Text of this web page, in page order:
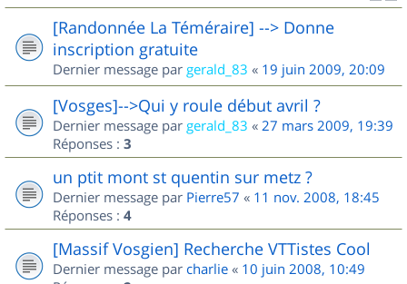
[Randonnée La Téméraire] --> Donne
inscription gratuite
Dernier message par gerald_83 « 19 juin 2009, 20:09
[Vosges]-->Qui y roule début avril ?
Dernier message par gerald_83 « 27 mars 2009, 19:39
Réponses : 3
un ptit mont st quentin sur metz ?
Dernier message par Pierre57 « 11 nov. 2008, 18:45
Réponses : 4
[Massif Vosgien] Recherche VTTistes Cool
Dernier message par charlie « 10 juin 2008, 10:49